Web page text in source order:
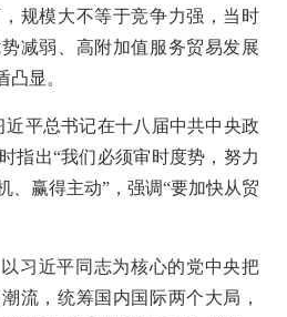
规模大不等于竞争力强，当时
减弱、高附加值服务贸易发展
凸显。
近平总书记在十八届中共中央政
指出“我们必须审时度势，努力
、赢得主动”，强调“要加快从贸
习近平同志为核心的党中央把
流，统筹国内国际两个大局，